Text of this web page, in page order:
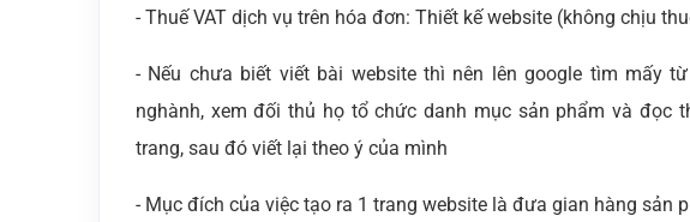
- Thuế VAT dịch vụ trên hóa đơn: Thiết kế website (không chịu
- Nếu chưa biết viết bài website thì nên lên google tìm mấy
nghành, xem đối thủ họ tổ chức danh mục sản phẩm và đọc
trang, sau đó viết lại theo ý của mình
- Mục đích của việc tạo ra 1 trang website là đưa gian hàng sản